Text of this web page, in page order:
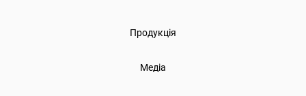
Продукція
Медіа